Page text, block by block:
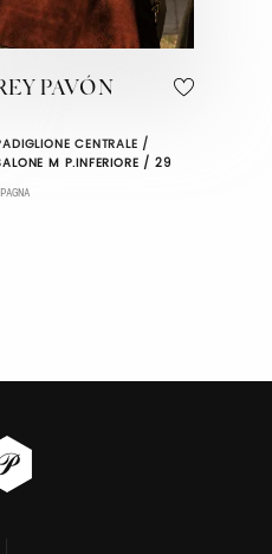
PAVÓN
CENTRALE /
M P.INFERIORE / 29